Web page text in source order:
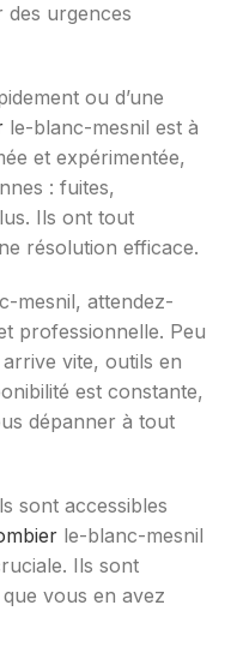
urgences
ou d’une
le-blanc-mesnil est à
et expérimentée,
: fuites,
Ils ont tout
résolution efficace.
mesnil, attendez-
professionnelle. Peu
vite, outils en
est constante,
dépanner à tout
sont accessibles
le-blanc-mesnil
Ils sont
vous en avez